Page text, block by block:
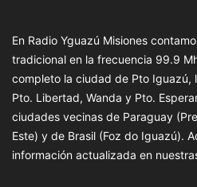
En Radio Yguazú Misiones
tradicional en la frecuencia 99.9
completo la ciudad de Pto Iguazú,
Pto. Libertad, Wanda y Pto.
ciudades vecinas de Paraguay
Este) y de Brasil (Foz do Iguazú).
información actualizada en